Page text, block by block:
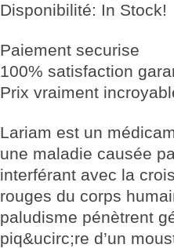
Disponibilité: In Stock!
Paiement securise
100% satisfaction
Prix vraiment
Lariam est un
une maladie causée
interférant avec la
rouges du corps
paludisme pénètrent
piq&ucirc;re d’un